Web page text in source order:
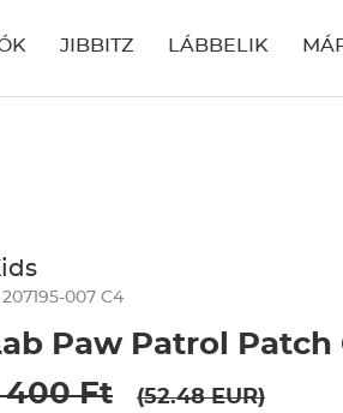
JIBBITZ LÁBBELIK
007 C4
Paw Patrol Patch
400 Ft
(52.48 EUR)